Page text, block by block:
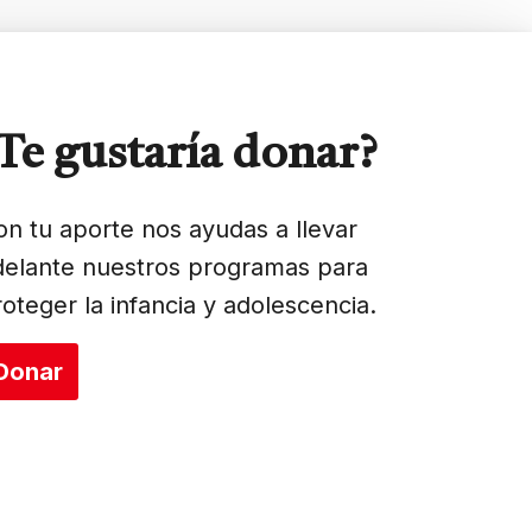
gustaría donar?
tu aporte nos ayudas a llevar
nuestros programas para
la infancia y adolescencia.